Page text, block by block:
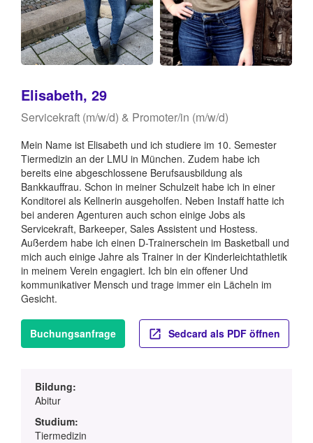
Elisabeth, 29
Servicekraft (m/w/d) & Promoter/in (m/w/d)
Mein Name ist Elisabeth und ich studiere im 10. Semester
Tiermedizin an der LMU in München. Zudem habe ich
bereits eine abgeschlossene Berufsausbildung als
Bankkauffrau. Schon in meiner Schulzeit habe ich in einer
Konditorei als Kellnerin ausgeholfen. Neben Instaff hatte ich
bei anderen Agenturen auch schon einige Jobs als
Servicekraft, Barkeeper, Sales Assistent und Hostess.
Außerdem habe ich einen D-Trainerschein im Basketball und
mich auch einige Jahre als Trainer in der Kinderleichtathletik
in meinem Verein engagiert. Ich bin ein offener Und
kommunikativer Mensch und trage immer ein Lächeln im
Gesicht.
Buchungsanfrage Sedcard als PDF öffnen
Bildung:
Abitur
Studium:
Tiermedizin